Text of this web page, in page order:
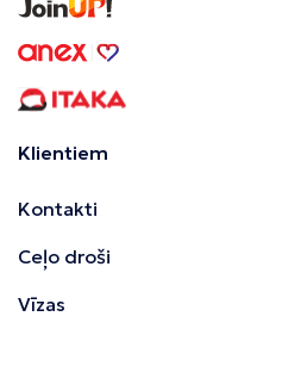
Klientiem
Kontakti
Ceļo droši
Vīzas